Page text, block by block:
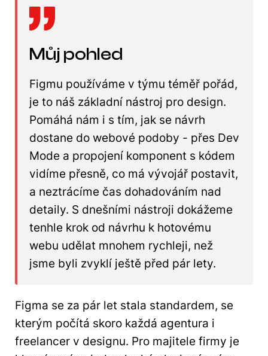
Můj pohled
Figmu používáme v týmu téměř pořád,
je to náš základní nástroj pro design.
Pomáhá nám i s tím, jak se návrh
dostane do webové podoby - přes Dev
Mode a propojení komponent s kódem
vidíme přesně, co má vývojář postavit,
a neztrácíme čas dohadováním nad
detaily. S dnešními nástroji dokážeme
tenhle krok od návrhu k hotovému
webu udělat mnohem rychleji, než
jsme byli zvyklí ještě před pár lety.
Figma se za pár let stala standardem, se
kterým počítá skoro každá agentura i
freelancer v designu. Pro majitele firmy je